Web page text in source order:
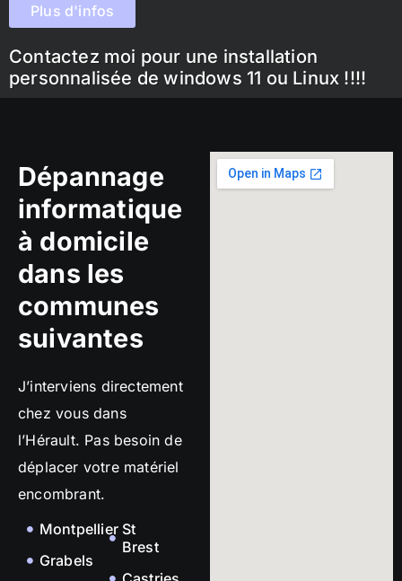
Plus d'infos
Contactez moi pour une installation
personnalisée de windows 11 ou Linux !!!!
Dépannage
informatique
à domicile
dans les
communes
suivantes
J’interviens directement
chez vous dans
l’Hérault. Pas besoin de
déplacer votre matériel
encombrant.
Montpellier
Grabels
St
Brest